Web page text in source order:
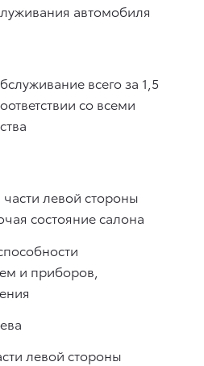
автомобиля
всего за 1,5
со всеми
левой стороны
состояние салона
и приборов,
левой стороны